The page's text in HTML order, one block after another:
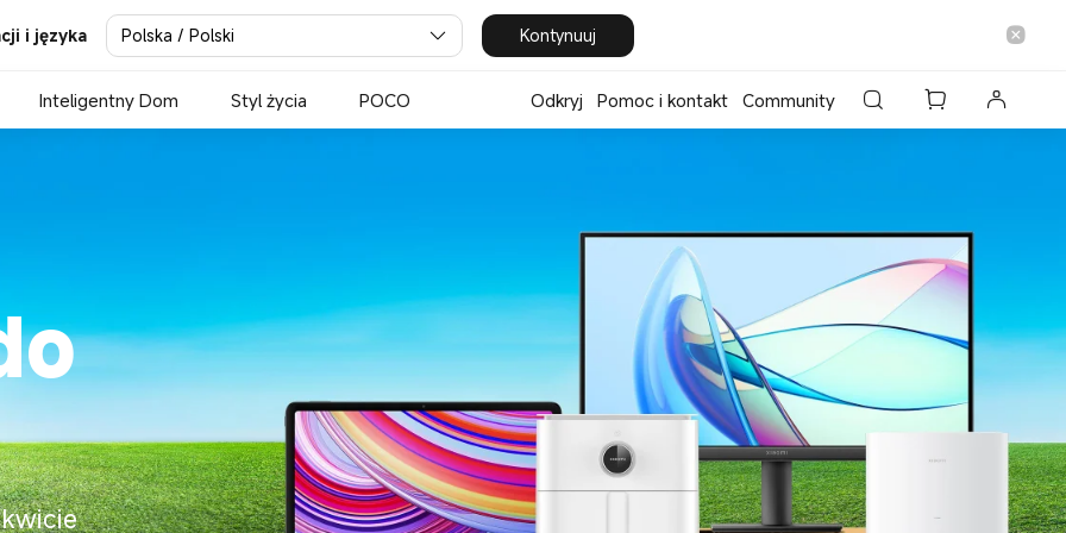
i języka Polska / Polski Kontynuuj
Inteligentny Dom Styl życia POCO Odkryj Pomoc i kontakt Community